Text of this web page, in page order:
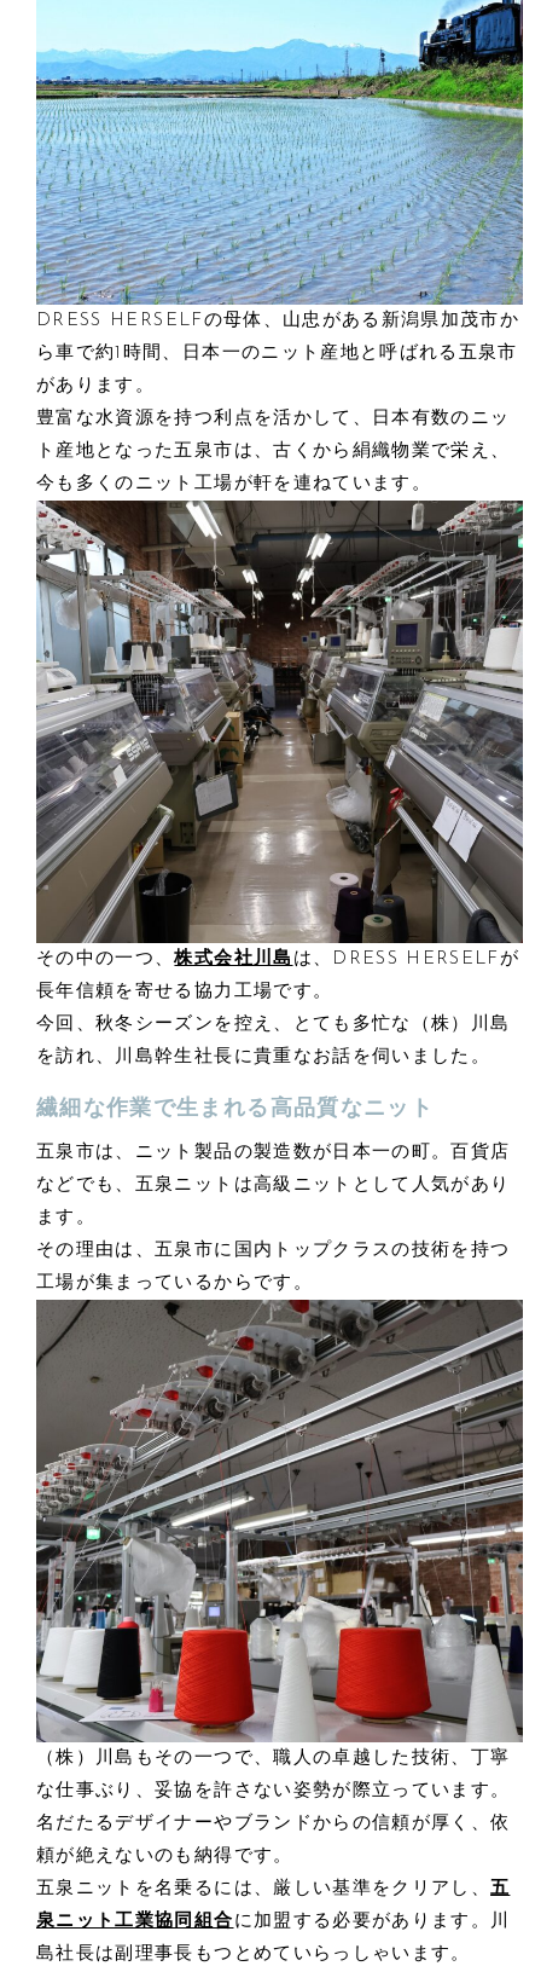
DRESS HERSELFの母体、山忠がある新潟県加茂市か
ら車で約1時間、日本一のニット産地と呼ばれる五泉市
があります。
豊富な水資源を持つ利点を活かして、日本有数のニッ
ト産地となった五泉市は、古くから絹織物業で栄え、
今も多くのニット工場が軒を連ねています。
その中の一つ、株式会社川島 は、DRESS HERSELFが
長年信頼を寄せる協力工場です。
今回、秋冬シーズンを控え、とても多忙な（株）川島
を訪れ、川島幹生社長に貴重なお話を伺いました。
繊細な作業で生まれる高品質なニット
五泉市は、ニット製品の製造数が日本一の町。百貨店
などでも、五泉ニットは高級ニットとして人気があり
ます。
その理由は、五泉市に国内トップクラスの技術を持つ
工場が集まっているからです。
（株）川島もその一つで、職人の卓越した技術、丁寧
な仕事ぶり、妥協を許さない姿勢が際立っています。
名だたるデザイナーやブランドからの信頼が厚く、依
頼が絶えないのも納得です。
五泉ニットを名乗るには、厳しい基準をクリアし、五
泉ニット工業協同組合 に加盟する必要があります。川
島社長は副理事長もつとめていらっしゃいます。